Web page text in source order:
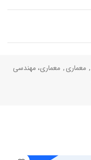
, معماری, معماری، مهندسی